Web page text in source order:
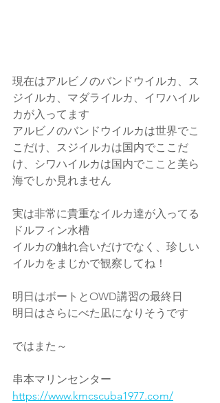
現在はアルビノのバンドウイルカ、ス
ジイルカ、マダライルカ、イワハイル
カが入ってます
アルビノのバンドウイルカは世界でこ
こだけ、スジイルカは国内でここだ
け、シワハイルカは国内でここと美ら
海でしか見れません
実は非常に貴重なイルカ達が入ってる
ドルフィン水槽
イルカの触れ合いだけでなく、珍しい
イルカをまじかで観察してね！
明日はボートとOWD講習の最終日
明日はさらにべた凪になりそうです
ではまた～
串本マリンセンター
https://www.kmcscuba1977.com/